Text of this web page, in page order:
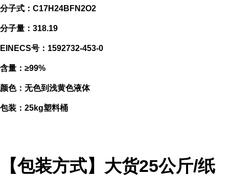
分子式：C17H24BFN2O2
分子量：318.19
EINECS号：1592732-453-0
含量：≥99%
颜色：无色到浅黄色液体
包装：25kg塑料桶
【包装方式】大货25公斤/纸